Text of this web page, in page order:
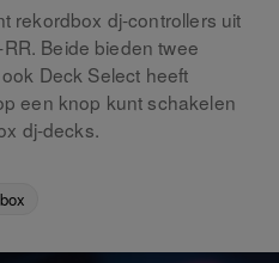
rekordbox dj-controllers uit
Beide bieden twee
Deck Select heeft
een knop kunt schakelen
dj-decks.